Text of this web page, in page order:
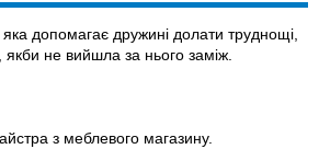
допомагає дружині долати труднощі,
якби не вийшла за нього заміж.
з меблевого магазину.